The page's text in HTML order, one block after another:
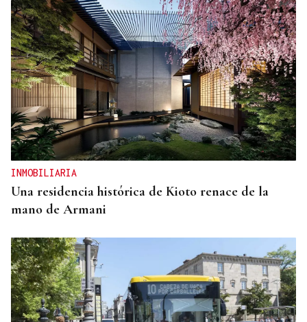
INMOBILIARIA
Una residencia histórica de Kioto renace de la
mano de Armani